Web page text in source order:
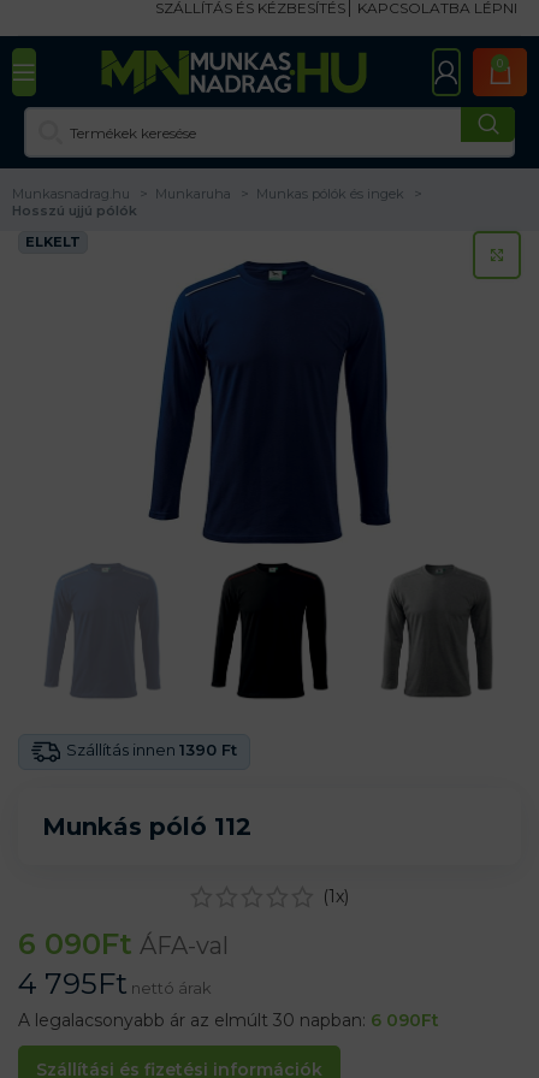
SZÁLLÍTÁS ÉS KÉZBESÍTÉS KAPCSOLATBA LÉPNI
0
Munkasnadrag.hu Munkaruha
Munkas pólók és ingek
Hosszú ujjú pólók
ELKELT
Munkás póló 112
Szállítás innen 1390 Ft
(1x)
6 090Ft ÁFA-val
4 795Ft nettó árak
A legalacsonyabb ár az elmúlt 30 napban: 6 090Ft
Szállítási és fizetési információk